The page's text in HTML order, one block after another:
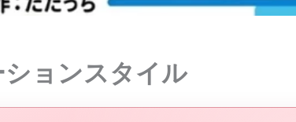
ションスタイル